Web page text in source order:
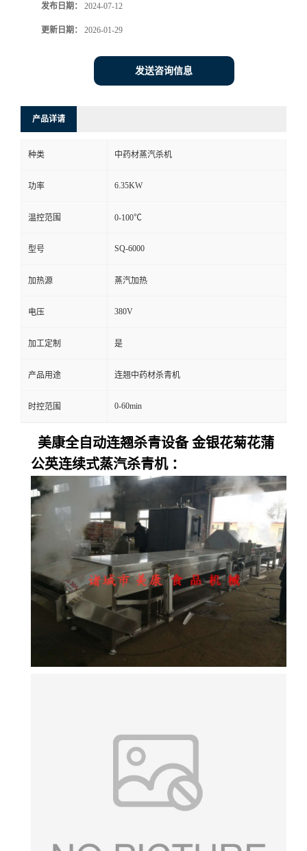
发布日期： 2024-07-12
更新日期： 2026-01-29
发送咨询信息
产品详请
种类 中药材蒸汽杀机
功率 6.35KW
温控范围 0-100℃
型号 SQ-6000
加热源 蒸汽加热
电压 380V
加工定制 是
产品用途 连翘中药材杀青机
时控范围 0-60min
美康全自动连翘杀青设备 金银花菊花蒲
公英连续式蒸汽杀青机 ：